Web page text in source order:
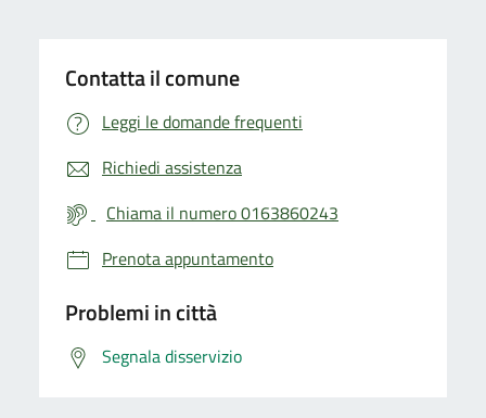
Contatta il comune
Leggi le domande frequenti
Richiedi assistenza
Chiama il numero 0163860243
Prenota appuntamento
Problemi in città
Segnala disservizio